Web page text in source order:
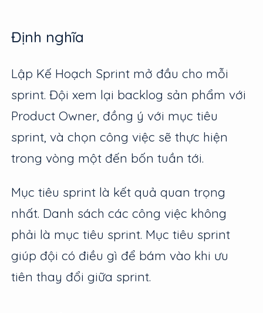
Định nghĩa
Lập Kế Hoạch Sprint mở đầu cho mỗi
sprint. Đội xem lại backlog sản phẩm với
Product Owner, đồng ý với mục tiêu
sprint, và chọn công việc sẽ thực hiện
trong vòng một đến bốn tuần tới.
Mục tiêu sprint là kết quả quan trọng
nhất. Danh sách các công việc không
phải là mục tiêu sprint. Mục tiêu sprint
giúp đội có điều gì để bám vào khi ưu
tiên thay đổi giữa sprint.